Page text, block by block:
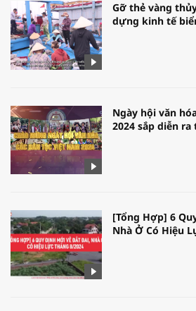
Gỡ thẻ vàng
dựng kinh tế
Ngày hội văn
2024 sắp diễn ra
[Tổng Hợp] 6
Nhà Ở Có Hiệu